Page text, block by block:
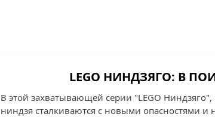
LEGO НИНДЗЯГО: В
В этой захватывающей серии "LEGO
ниндзя сталкиваются с новыми опасностями и